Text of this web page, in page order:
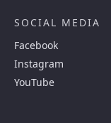
SOCIAL MEDIA
Facebook
Instagram
YouTube